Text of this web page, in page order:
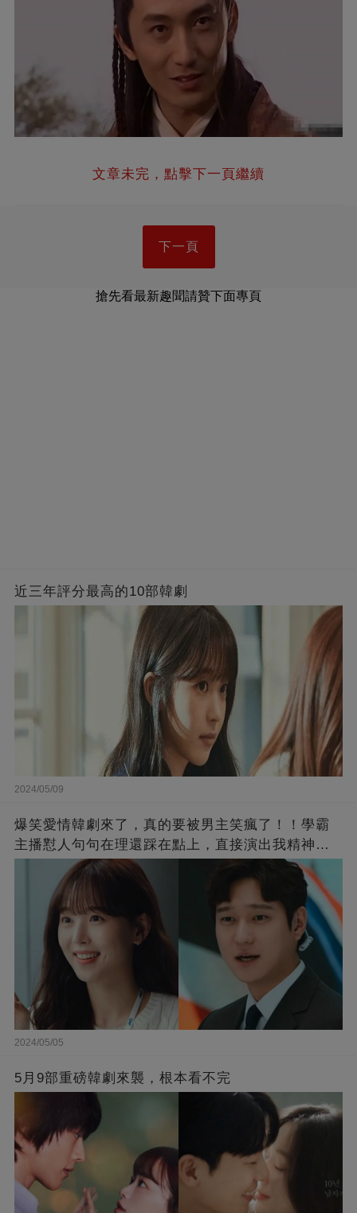
文章未完，點擊下一頁繼續
下一頁
搶先看最新趣聞請贊下面專頁
近三年評分最高的10部韓劇
2024/05/09
爆笑愛情韓劇來了，真的要被男主笑瘋了！！學霸
主播懟人句句在理還踩在點上，直接演出我精神世
界的嘴替！
2024/05/05
5月9部重磅韓劇來襲，根本看不完